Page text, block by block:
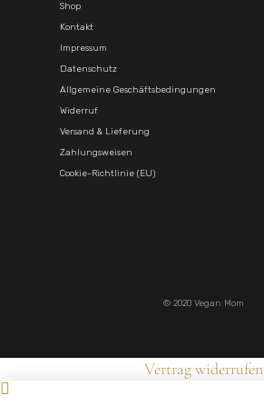
Shop
Kontakt
Impressum
Datenschutz
Allgemeine Geschäftsbedingungen
Widerruf
Versand & Lieferung
Zahlungsweisen
Cookie-Richtlinie (EU)
© 2020 Vegan Mom
Vertrag widerrufen